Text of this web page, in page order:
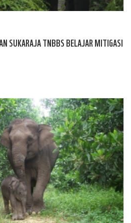
SUKARAJA TNBBS BELAJAR MITIGASI